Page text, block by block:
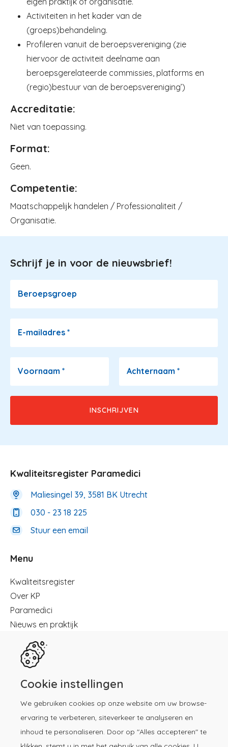
Activiteiten in het kader van de
(groeps)behandeling.
Profileren vanuit de beroepsvereniging (zie
hiervoor de activiteit deelname aan
beroepsgerelateerde commissies, platforms en
(regio)bestuur van de beroepsvereniging’)
Accreditatie:
Niet van toepassing.
Format:
Geen.
Competentie:
Maatschappelijk handelen / Professionaliteit /
Organisatie.
Image
Schrijf je in voor de nieuwsbrief!
Beroepsgroep
E-mailadres *
Voornaam * Achternaam *
Cookie instellingen
We gebruiken cookies op onze website om uw browse-
ervaring te verbeteren, siteverkeer te analyseren en
inhoud te personaliseren. Door op "Alles accepteren" te
Kwaliteitsregister Paramedici
Maliesingel 39, 3581 BK Utrecht
030 - 23 18 225
Stuur een email
Menu
Menu
Kwaliteitsregister
Over KP
Paramedici
Nieuws en praktijk
Registreren
Kennisbibliotheek
Herregistratie
Contact